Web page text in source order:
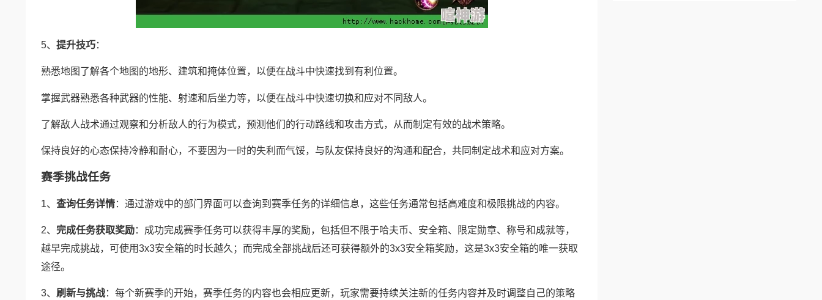
5、 提升技巧：
熟悉地图 了解各个地图的地形、建筑和掩体位置，以便在战斗中快速找到有利位置。
掌握武器熟悉各种武器的性能、射速和后坐力等，以便在战斗中快速切换和应对不同敌人。
了解敌人战术通过观察和分析敌人的行为模式，预测他们的行动路线和攻击方式，从而制定有效的战术策略。
保持良好的心态保持冷静和耐心，不要因为一时的失利而气馁，与队友保持良好的沟通和配合，共同制定战术和应对方案。
赛季挑战任务
1、 查询任务详情：通过游戏中的部门界面可以查询到赛季任务的详细信息，这些任务通常包括高难度和极限挑战的内容。
2、 完成任务获取奖励：成功完成赛季任务可以获得丰厚的奖励，包括但不限于哈夫币、安全箱、限定勋章、称号和成就等，
越早完成挑战，可使用3x3安全箱的时长越久；而完成全部挑战后还可获得额外的3x3安全箱奖励，这是3x3安全箱的唯一获取
途径。
3、 刷新与挑战：每个新赛季的开始，赛季任务的内容也会相应更新，玩家需要持续关注新的任务内容并及时调整自己的策略